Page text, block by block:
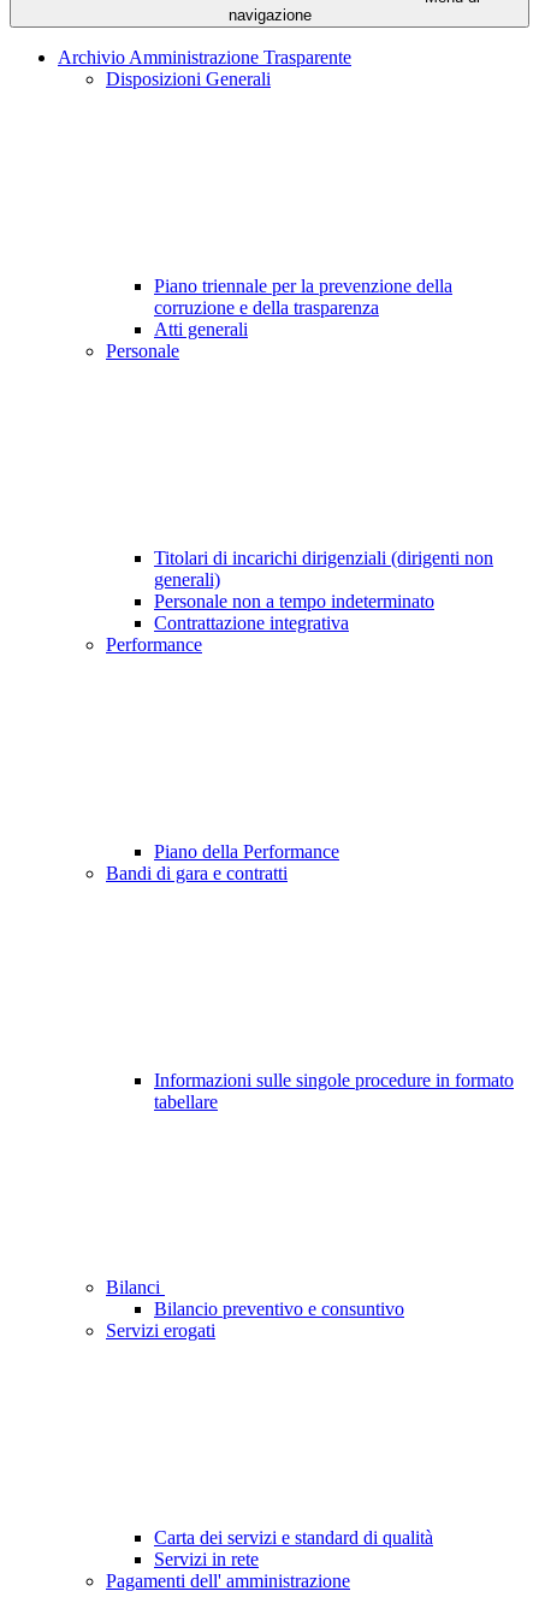
navigazione
Archivio Amministrazione Trasparente
Disposizioni Generali
Piano triennale per la prevenzione della
corruzione e della trasparenza
Atti generali
Personale
Titolari di incarichi dirigenziali (dirigenti non
generali)
Personale non a tempo indeterminato
Contrattazione integrativa
Performance
Piano della Performance
Bandi di gara e contratti
Informazioni sulle singole procedure in formato
tabellare
Bilanci
Bilancio preventivo e consuntivo
Servizi erogati
Carta dei servizi e standard di qualità
Servizi in rete
Pagamenti dell' amministrazione